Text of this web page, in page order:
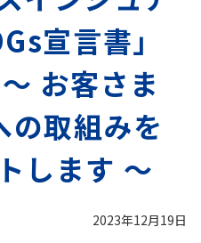
宣言書」
お客さま
の取組みを
します ～
2023年12月19日